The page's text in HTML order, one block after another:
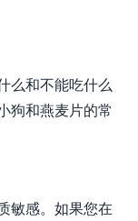
么和不能吃什么
狗和燕麦片的常
敏感。如果您在